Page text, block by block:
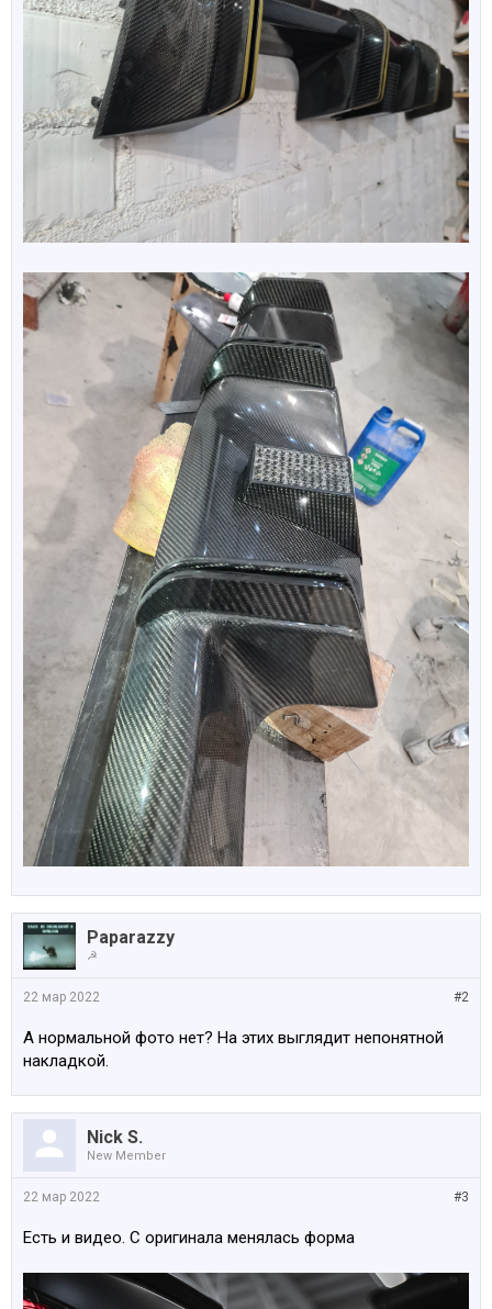
Paparazzy
☭
#2
22 мар 2022
А нормальной фото нет? На этих выглядит непонятной
накладкой.
Nick S.
New Member
#3
22 мар 2022
Есть и видео. С оригинала менялась форма